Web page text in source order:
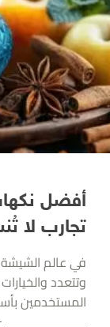
تجارب لا
في عالم الشيشة
وتتعدد والخيارات
المستخدمين